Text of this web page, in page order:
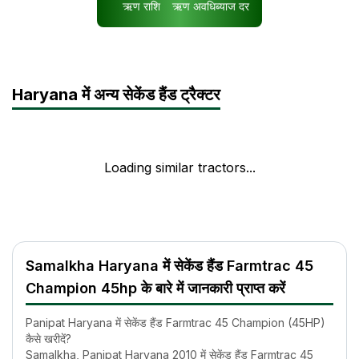
ऋण राशि ऋण अवधिब्याज दर
Haryana में अन्य सेकेंड हैंड ट्रैक्टर
Loading similar tractors...
Samalkha Haryana में सेकेंड हैंड Farmtrac 45
Champion 45hp के बारे में जानकारी प्राप्त करें
Panipat Haryana में सेकेंड हैंड Farmtrac 45 Champion (45HP)
कैसे खरीदें?
Samalkha, Panipat Haryana 2010 में सेकेंड हैंड Farmtrac 45